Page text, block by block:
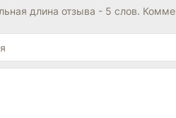
длина отзыва - 5 слов.